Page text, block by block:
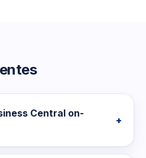
Central on-
+